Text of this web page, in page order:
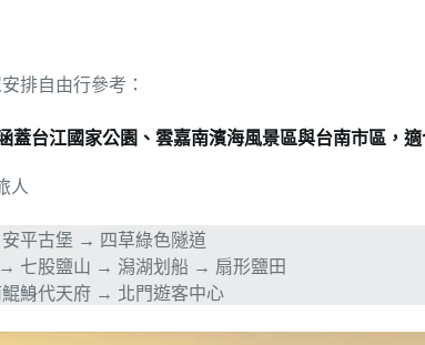
排自由行參考：
蓋台江國家公園、雲嘉南濱海風景區與台南市區，
人
平古堡 → 四草綠色隧道
→ 七股鹽山 → 潟湖划船 → 扇形鹽田
鯓代天府 → 北門遊客中心